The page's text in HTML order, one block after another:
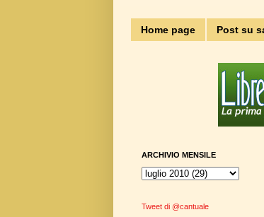
Home page Post su
ARCHIVIO MENSILE
Tweet di @cantuale